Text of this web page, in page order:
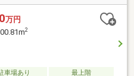
万円
2
車場あり 最上階